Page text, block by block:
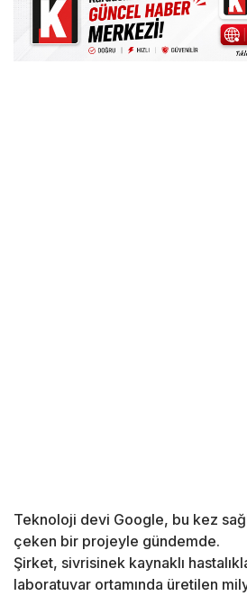
Teknoloji devi Google, bu kez
çeken bir projeyle gündemde.
Şirket, sivrisinek kaynaklı
laboratuvar ortamında üretilen